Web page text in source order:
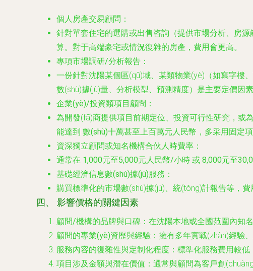
個人房產交易顧問 ：
針對單套住宅的選購或出售咨詢（提供市場分析、房
算。對于高端豪宅或情況復雜的房產，費用會更高。
專項市場調研/分析報告 ：
一份針對沈陽某個區(qū)域、某類物業(yè)（如寫字樓
數(shù)據(jù)量、分析模型、預測精度）是主要定價因素
企業(yè)/投資類項目顧問 ：
為開發(fā)商提供項目前期定位、投資可行性研究，或
能達到 數(shù)十萬甚至上百萬元人民幣 ，多采用固定
資深獨立顧問或知名機構合伙人時費率 ：
通常在 1,000元至5,000元人民幣/小時 或 8,000元至
基礎經濟信息數(shù)據(jù)服務 ：
購買標準化的市場數(shù)據(jù)、統(tǒng)計報告等，費
四、 影響價格的關鍵因素
顧問/機構的品牌與口碑 ：在沈陽本地或全國范圍內知
顧問的專業(yè)資歷與經驗 ：擁有多年實戰(zhàn)經驗
服務內容的復雜性與定制化程度 ：標準化服務費用較
項目涉及金額與潛在價值 ：通常與顧問為客戶創